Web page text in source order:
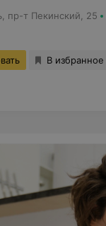
пр-т Пекинский, 25
В избранное